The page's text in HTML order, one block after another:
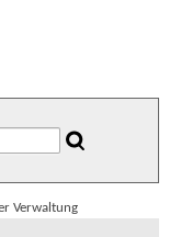
Verwaltung